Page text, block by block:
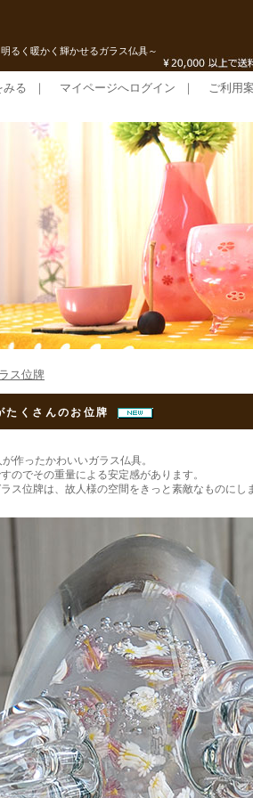
るく暖かく輝かせるガラス仏具～
みる ｜ マイページへログイン ｜ ご利用
ス位牌
くさんのお位牌
作ったかわいいガラス仏具。
のでその重量による安定感があります。
ス位牌は、故人様の空間をきっと素敵なものにし